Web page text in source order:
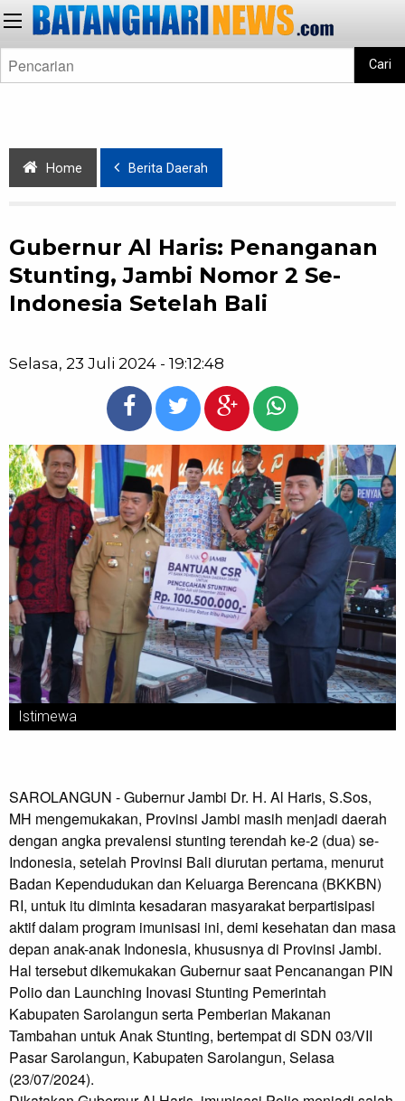
Cari
Home Berita Daerah
Gubernur Al Haris: Penanganan
Stunting, Jambi Nomor 2 Se-
Indonesia Setelah Bali
Selasa, 23 Juli 2024 - 19:12:48
Istimewa
SAROLANGUN - Gubernur Jambi Dr. H. Al Haris, S.Sos,
MH mengemukakan, Provinsi Jambi masih menjadi daerah
dengan angka prevalensi stunting terendah ke-2 (dua) se-
Indonesia, setelah Provinsi Bali diurutan pertama, menurut
Badan Kependudukan dan Keluarga Berencana (BKKBN)
RI, untuk itu diminta kesadaran masyarakat berpartisipasi
aktif dalam program imunisasi ini, demi kesehatan dan masa
depan anak-anak Indonesia, khususnya di Provinsi Jambi.
Hal tersebut dikemukakan Gubernur saat Pencanangan PIN
Polio dan Launching Inovasi Stunting Pemerintah
Kabupaten Sarolangun serta Pemberian Makanan
Tambahan untuk Anak Stunting, bertempat di SDN 03/VII
Pasar Sarolangun, Kabupaten Sarolangun, Selasa
(23/07/2024).